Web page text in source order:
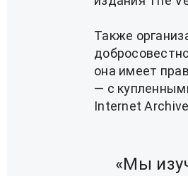
Также
она имеет
— с
Internet
«Мы